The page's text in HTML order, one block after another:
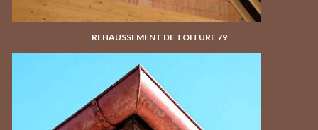
REHAUSSEMENT DE TOITURE 79